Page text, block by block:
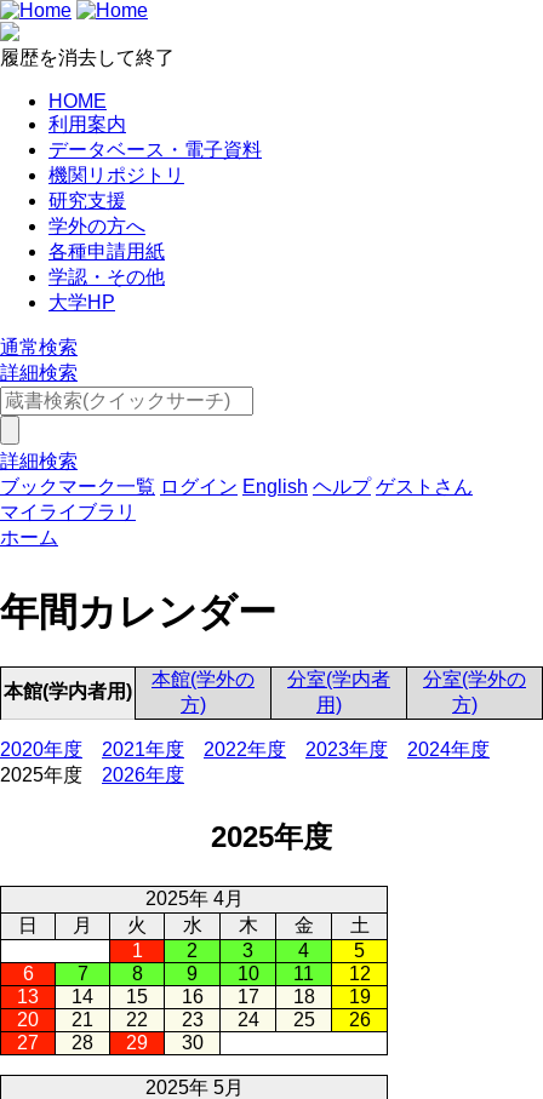
履歴を消去して終了
HOME
利用案内
データベース・電子資料
機関リポジトリ
研究支援
学外の方へ
各種申請用紙
学認・その他
大学HP
通常検索
詳細検索
詳細検索
ブックマーク一覧 ログイン English ヘルプ ゲストさん
マイライブラリ
ホーム
年間カレンダー
本館(学内者用)
本館(学外の
方)
分室(学内者
用)
分室(学外の
方)
2020年度 2021年度 2022年度 2023年度
2024年度
2025年度
2026年度
2025年度
2025年 4月
日
月 火 水 木 金
土
1
2 3 4
5
6
7 8 9 10 11
12
13
14 15 16 17 18
19
20
21 22 23 24 25
26
27
28 29 30
2025年 5月